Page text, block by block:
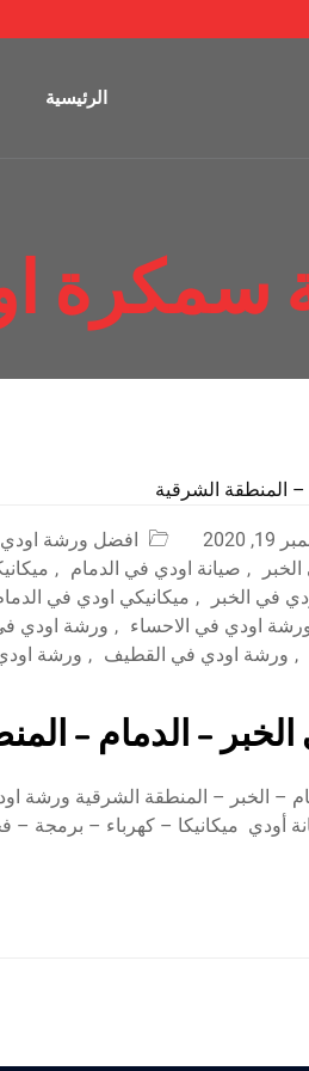
الرئيسية
سمكرة
2020 افضل ورشة اودي
, صيانة اودي في الدمام ,
في الخبر , ميكانيكي اودي في
اودي في الاحساء , ورشة اودي
, ورشة اودي في القطيف , ورشة
– الدمام –
الخبر – المنطقة الشرقية ورشة
أودي ميكانيكا – كهرباء –